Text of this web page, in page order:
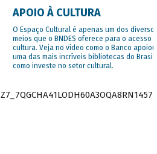
APOIO À CULTURA
O Espaço Cultural é apenas um dos diversos
meios que o BNDES oferece para o acesso à
cultura. Veja no vídeo como o Banco apoiou
uma das mais incríveis bibliotecas do Brasil e
como investe no setor cultural.
Z7_7QGCHA41LODH60A3OQA8RN1457